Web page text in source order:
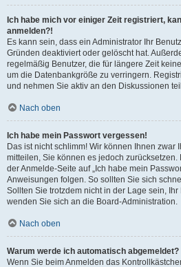
Ich habe mich vor einiger Zeit registriert,
anmelden?!
Es kann sein, dass ein Administrator Ihr
Gründen deaktiviert oder gelöscht hat.
regelmäßig Benutzer, die für längere Zeit
um die Datenbankgröße zu verringern.
und nehmen Sie aktiv an den Diskussionen
Nach oben
Ich habe mein Passwort vergessen!
Das ist nicht schlimm! Wir können Ihnen zwar
mitteilen, Sie können es jedoch
der Anmelde-Seite auf „Ich habe mein
Anweisungen folgen. So sollten Sie sich
Sollten Sie trotzdem nicht in der Lage sein,
wenden Sie sich an die Board-Administration.
Nach oben
Warum werde ich automatisch abgemeldet?
Wenn Sie beim Anmelden das